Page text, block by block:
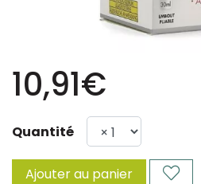
10,91€
Quantité
Ajouter au panier